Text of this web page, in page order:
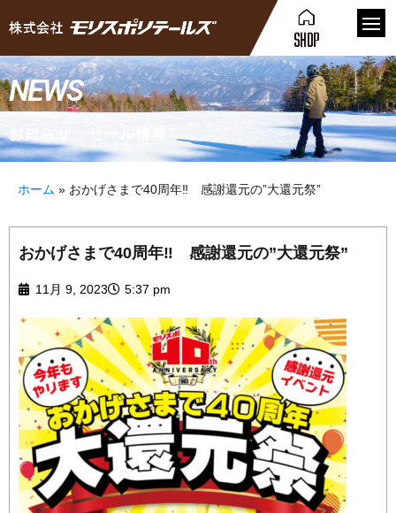
NEWS
お知らせ・セール情報
ホーム » おかげさまで40周年‼ 感謝還元の”大還元祭”
おかげさまで40周年‼ 感謝還元の”大還元祭”
11月 9, 2023 5:37 pm